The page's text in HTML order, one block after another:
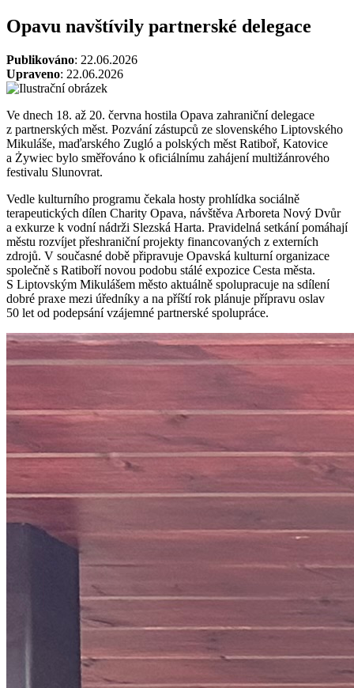
Opavu navštívily partnerské delegace
Publikováno: 22.06.2026
Upraveno: 22.06.2026
Ve dnech 18. až 20. června hostila Opava zahraniční delegace
z partnerských měst. Pozvání zástupců ze slovenského Liptovského
Mikuláše, maďarského Zugló a polských měst Ratiboř, Katovice
a Żywiec bylo směřováno k oficiálnímu zahájení multižánrového
festivalu Slunovrat.
Vedle kulturního programu čekala hosty prohlídka sociálně
terapeutických dílen Charity Opava, návštěva Arboreta Nový Dvůr
a exkurze k vodní nádrži Slezská Harta. Pravidelná setkání pomáhají
městu rozvíjet přeshraniční projekty financovaných z externích
zdrojů. V současné době připravuje Opavská kulturní organizace
společně s Ratiboří novou podobu stálé expozice Cesta města.
S Liptovským Mikulášem město aktuálně spolupracuje na sdílení
dobré praxe mezi úředníky a na příští rok plánuje přípravu oslav
50 let od podepsání vzájemné partnerské spolupráce.